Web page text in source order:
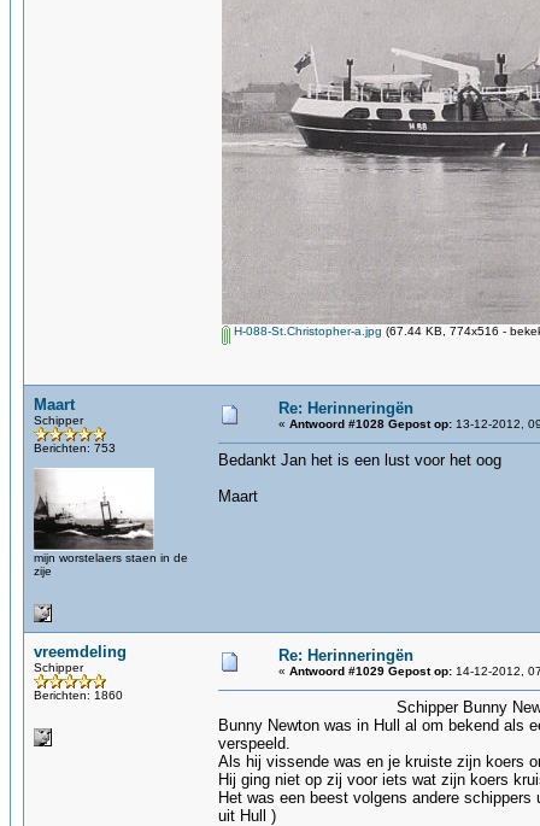
H-088-St.Christopher-a.jpg (67.44 KB, 774x516 -
Maart
Schipper
Berichten: 753
mijn worstelaers staen in de
zije
Re: Herinneringën
« Antwoord #1028 Gepost op: 13-12-2012,
Bedankt Jan het is een lust voor het oog
Maart
vreemdeling
Schipper
Berichten: 1860
Re: Herinneringën
« Antwoord #1029 Gepost op: 14-12-2012,
Schipper Bunny
Bunny Newton was in Hull al om bekend als
verspeeld.
Als hij vissende was en je kruiste zijn koers
Hij ging niet op zij voor iets wat zijn koers
Het was een beest
uit Hull )